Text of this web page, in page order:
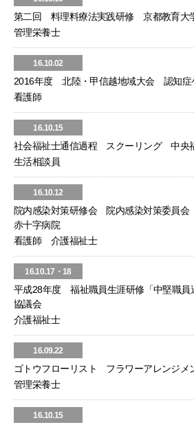
第二回 料理料療法実践研修 京都教育大
管理栄養士
16.10.02
2016年度 北陸・甲信越地域大会 認知症
看護師
16.10.15
社会福祉士通信過程 スクーリング 中央
生活相談員
16.10.12
院内感染対策研修会 院内感染対策委員
赤十字病院
看護師 介護福祉士
16.10.17・18
平成28年度 福祉職員生涯研修「中堅職
協議会
介護福祉士
16.09.22
ゴトウフローリスト フラワーアレンジメ
管理栄養士
16.10.15